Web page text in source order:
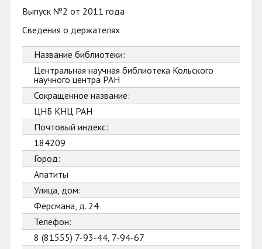
Выпуск №2 от 2011 года
Сведения о держателях
Название библиотеки:
Центральная научная библиотека Кольского
научного центра РАН
Сокращенное название:
ЦНБ КНЦ РАН
Почтовый индекс:
184209
Город:
Апатиты
Улица, дом:
Ферсмана, д. 24
Телефон:
8 (81555) 7-93-44, 7-94-67